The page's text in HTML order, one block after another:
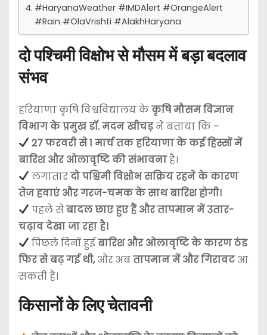
#HaryanaWeather #IMDAlert #OrangeAlert
#Rain #OlaVrishti #AlakhHaryana
दो पश्चिमी विक्षोभ से मौसम में बड़ा बदलाव
संभव
हरियाणा कृषि विश्वविद्यालय केकृषि मौसम विज्ञान
विभाग के प्रमुख डॉ. मदन खीचड़ने बताया कि –
27 फरवरी से 1 मार्च तक हरियाणा के कई हिस्सों में
बारिश और ओलावृष्टि की संभावनाहै।
लगातारदो पश्चिमी विक्षोभ सक्रिय रहने के कारण
तेज हवाएं और गरज-चमक के साथ बारिश होगी।
पहले सेबादल छाए हुए हैं और तापमान में उतार-
चढ़ाव देखा जा रहा है।
पिछले दिनों हुईबारिश और ओलावृष्टि के कारण ठंड
फिर से बढ़ गई थी,और अबतापमान में और गिरावटआ
सकती है।
किसानों के लिए चेतावनी